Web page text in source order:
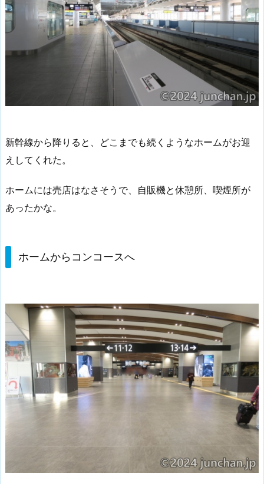
新幹線から降りると、どこまでも続くようなホームがお迎
えしてくれた。
ホームには売店はなさそうで、自販機と休憩所、喫煙所が
あったかな。
ホームからコンコースへ